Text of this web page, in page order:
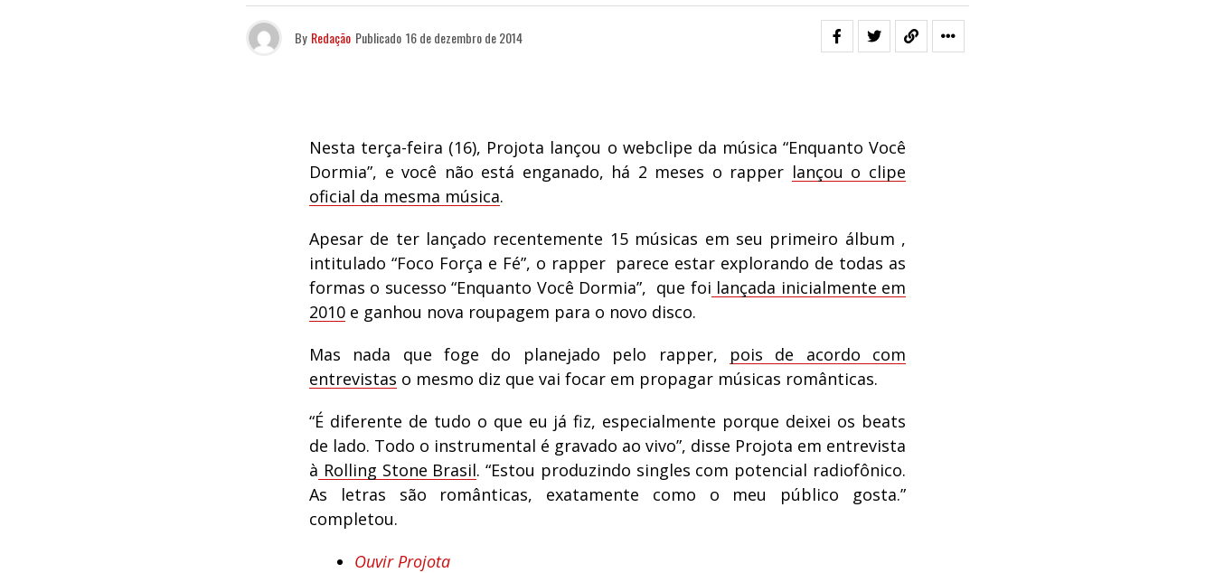
By Redação Publicado 16 de dezembro de 2014
Nesta terça-feira (16), Projota lançou o webclipe da música “Enquanto Você
Dormia”, e você não está enganado, há 2 meses o rapper lançou o clipe
oficial da mesma música.
Apesar de ter lançado recentemente 15 músicas em seu primeiro álbum ,
intitulado “Foco Força e Fé”, o rapper parece estar explorando de todas as
formas o sucesso “Enquanto Você Dormia”, que foi lançada inicialmente em
2010 e ganhou nova roupagem para o novo disco.
Mas nada que foge do planejado pelo rapper, pois de acordo com
entrevistas o mesmo diz que vai focar em propagar músicas românticas.
“É diferente de tudo o que eu já fiz, especialmente porque deixei os beats
de lado. Todo o instrumental é gravado ao vivo”, disse Projota em entrevista
à Rolling Stone Brasil. “Estou produzindo singles com potencial radiofônico.
As letras são românticas, exatamente como o meu público gosta.”
completou.
Ouvir Projota